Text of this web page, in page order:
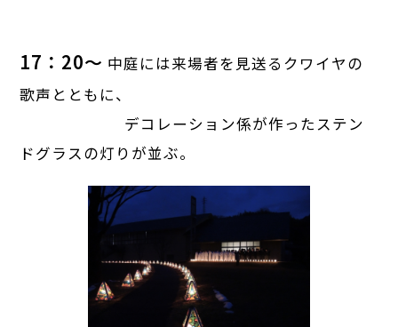
17：20～ 中庭には来場者を見送るクワイヤの
歌声とともに、
デコレーション係が作ったステン
ドグラスの灯りが並ぶ。